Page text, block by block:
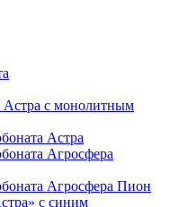
Астра с монолитным
Астра
Агросфера
Агросфера Пион
с синим